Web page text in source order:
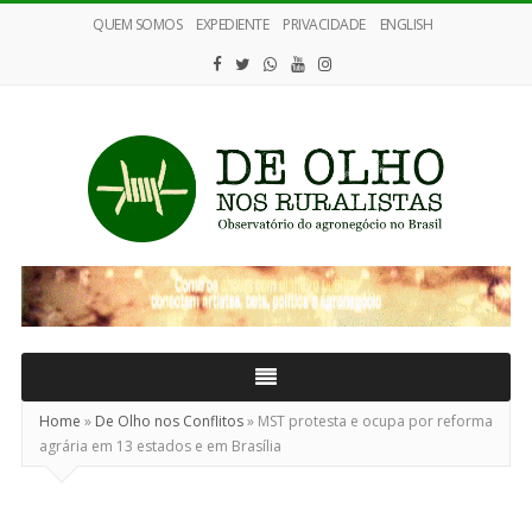
QUEM SOMOS EXPEDIENTE PRIVACIDADE ENGLISH
Olho
nos
Ruralistas
Home » De Olho nos Conflitos» MST protesta e ocupa por reforma
agrária em 13 estados e em Brasília